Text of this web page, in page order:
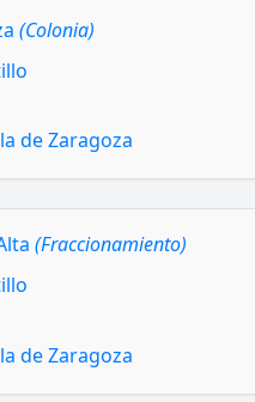
(Colonia)
de Zaragoza
(Fraccionamiento)
de Zaragoza